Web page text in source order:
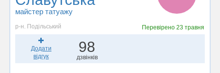
майстер татуажу
р-н. Подільський Перевірено23 травня
Додати
відгук
98
дзвінків